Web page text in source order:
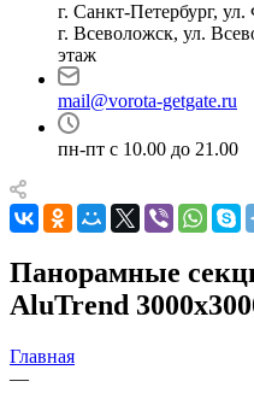
г. Санкт-Петербург,
г. Всеволожск, ул.
этаж
mail@vorota-getgate.ru
пн-пт c 10.00 до 21.00
Панорамные
AluTrend
Главная
—